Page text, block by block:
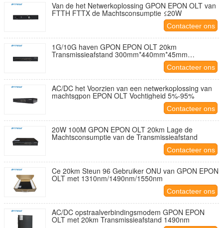
Van de het Netwerkoplossing GPON EPON OLT van
FTTH FTTX de Machtsconsumptie ≤20W
Contacteer ons
1G/10G haven GPON EPON OLT 20km
Transmissieafstand 300mm*440mm*45mm
Contacteer ons
AC/DC het Voorzien van een netwerkoplossing van
machtsgpon EPON OLT Vochtigheid 5%-95%
Contacteer ons
20W 100M GPON EPON OLT 20km Lage de
Machtsconsumptie van de Transmissieafstand
Contacteer ons
Ce 20km Steun 96 Gebruiker ONU van GPON EPON
OLT met 1310nm/1490nm/1550nm
Contacteer ons
AC/DC opstraalverbindingsmodem GPON EPON
OLT met 20km Transmissieafstand 1490nm